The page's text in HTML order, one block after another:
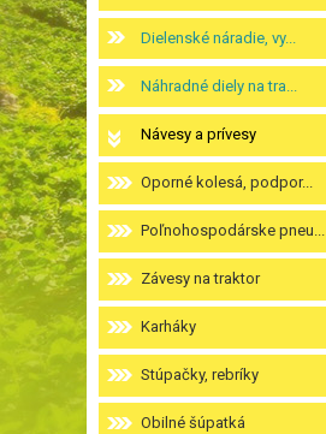
Dielenské náradie, vy...
Náhradné diely na tra...
Návesy a prívesy
Oporné kolesá, podpor...
Poľnohospodárske pneu...
Závesy na traktor
Karháky
Stúpačky, rebríky
Obilné šúpatká